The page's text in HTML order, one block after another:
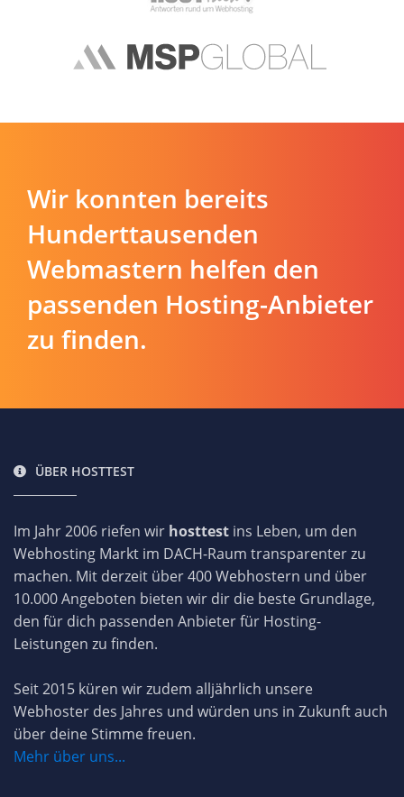
Wir konnten bereits
Hunderttausenden
Webmastern helfen den
passenden Hosting-Anbieter
zu finden.
ÜBER HOSTTEST
Im Jahr 2006 riefen wir hosttest ins Leben, um den
Webhosting Markt im DACH-Raum transparenter zu
machen. Mit derzeit über 400 Webhostern und über
10.000 Angeboten bieten wir dir die beste Grundlage,
den für dich passenden Anbieter für Hosting-
Leistungen zu finden.
Seit 2015 küren wir zudem alljährlich unsere
Webhoster des Jahres und würden uns in Zukunft auch
über deine Stimme freuen.
Mehr über uns...